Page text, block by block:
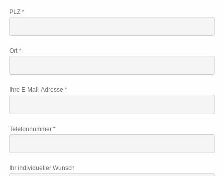
PLZ *
Ort *
Ihre E-Mail-Adresse *
Telefonnummer *
Ihr individueller Wunsch